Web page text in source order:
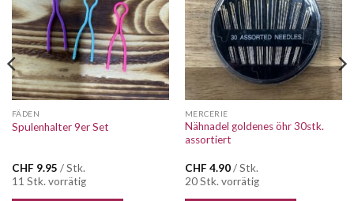
FÄDEN
Spulenhalter 9er Set
CHF 9.95 / Stk.
11 Stk. vorrätig
MERCERIE
Nähnadel goldenes öhr 30stk.
assortiert
CHF 4.90/ Stk.
20 Stk. vorrätig